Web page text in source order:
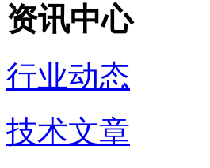
资讯中心
行业动态
技术文章